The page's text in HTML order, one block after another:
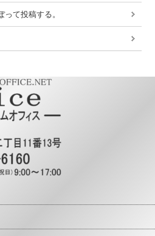
て投稿する。